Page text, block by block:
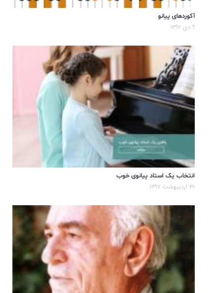
آکوردهای پیانو
۹ دی ۱۳۹۲
انتخاب یک استاد پیانوی خوب
۳۱ اردیبهشت ۱۳۹۷